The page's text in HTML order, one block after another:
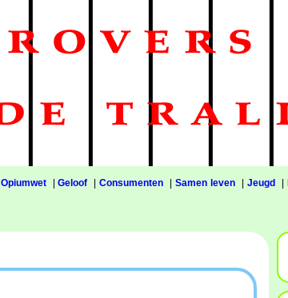
Opiumwet|Geloof |Consumenten |Samen leven |Jeugd